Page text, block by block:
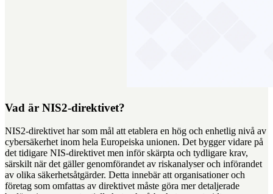
Vad är NIS2-direktivet?
NIS2-direktivet har som mål att etablera en hög och enhetlig nivå av
cybersäkerhet inom hela Europeiska unionen. Det bygger vidare på
det tidigare NIS-direktivet men inför skärpta och tydligare krav,
särskilt när det gäller genomförandet av riskanalyser och införandet
av olika säkerhetsåtgärder. Detta innebär att organisationer och
företag som omfattas av direktivet måste göra mer detaljerade